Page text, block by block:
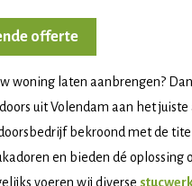
offerte
woning laten aanbrengen?
uit Volendam aan het juiste
bekroond met de
en bieden dé oplossing
voeren wij diverse